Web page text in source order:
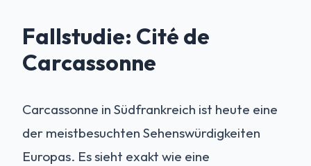
Fallstudie: Cité de
Carcassonne
Carcassonne in Südfrankreich ist heute eine
der meistbesuchten Sehenswürdigkeiten
Europas. Es sieht exakt wie eine